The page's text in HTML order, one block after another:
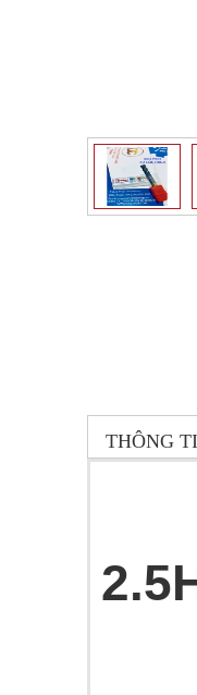
THÔNG